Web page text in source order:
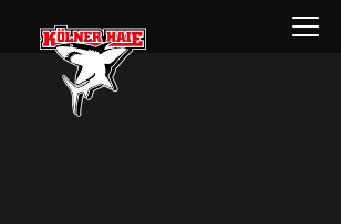
Menü
öffnen